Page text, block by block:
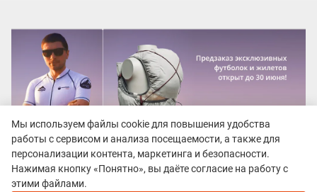
Мы используем файлы cookie для повышения удобства
работы с сервисом и анализа посещаемости, а также для
персонализации контента, маркетинга и безопасности.
Нажимая кнопку «Понятно», вы даёте согласие на работу с
этими файлами.